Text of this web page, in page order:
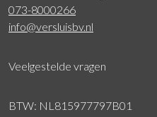
073-8000266
info@versluisbv.nl
Veelgestelde vragen
BTW: NL815977797B01